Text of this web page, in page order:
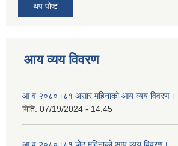
थप पोष्ट
आय व्यय विवरण
आ व २०८०।८१ असार महिनाको आय व्यय विवरण।
मिति: 07/19/2024 - 14:45